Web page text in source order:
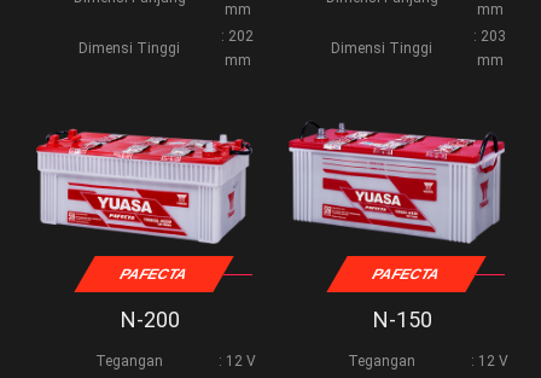
mm
Dimensi Tinggi
: 202
mm
mm
Dimensi Tinggi
: 203
mm
PAFECTA
N-200
Tegangan : 12 V
PAFECTA
N-150
Tegangan : 12 V